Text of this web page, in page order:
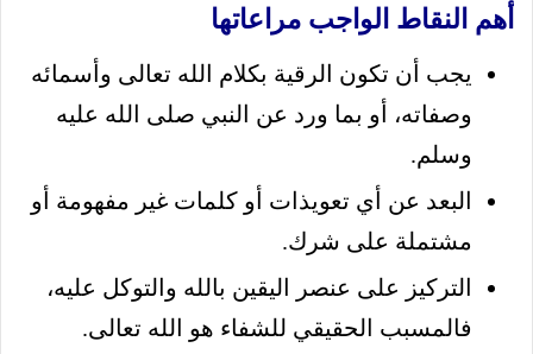
أهم النقاط الواجب مراعاتها
يجب أن تكون الرقية بكلام الله تعالى وأسمائه
وصفاته، أو بما ورد عن النبي صلى الله عليه
وسلم.
البعد عن أي تعويذات أو كلمات غير مفهومة أو
مشتملة على شرك.
التركيز على عنصر اليقين بالله والتوكل عليه،
فالمسبب الحقيقي للشفاء هو الله تعالى.